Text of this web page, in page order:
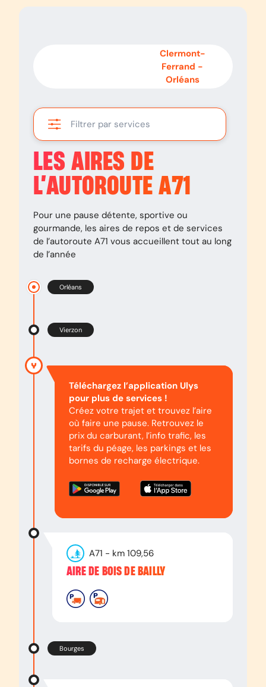
Clermont-
Ferrand -
Orléans
Filtrer par services
LES AIRES DE
L’AUTOROUTE A71
Pour une pause détente, sportive ou
gourmande, les aires de repos et de services
de l’autoroute A71 vous accueillent tout au long
de l’année
Orléans
Vierzon
Téléchargez l’application Ulys
pour plus de services !
Créez votre trajet et trouvez l’aire
où faire une pause. Retrouvez le
prix du carburant, l’info trafic, les
tarifs du péage, les parkings et les
bornes de recharge électrique.
A71 - km 109,56
AIRE DE BOIS DE BAILLY
Bourges